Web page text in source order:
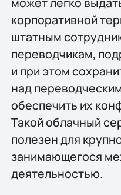
корпоративной
штатным
переводчикам,
и при этом
над
обеспечить их
Такой облачный
полезен для
занимающегося
деятельностью.